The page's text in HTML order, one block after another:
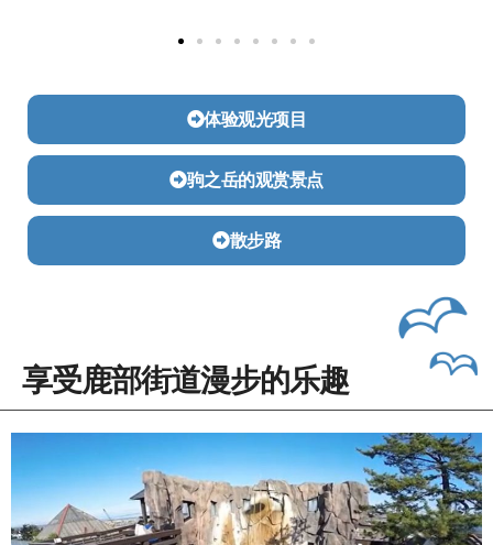
体验观光项目
驹之岳的观赏景点
散步路
享受鹿部街道漫步的乐趣